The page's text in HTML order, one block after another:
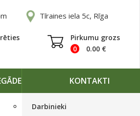
Tīraines iela 5c, Rīga
Pirkumu grozs
0
0.00 €
KONTAKTI
Darbinieki